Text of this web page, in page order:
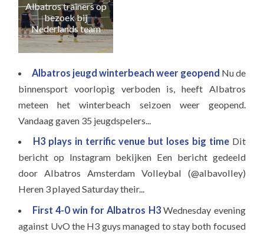
Albatros trainers op
bezoek bij
Nederlands team
Albatros jeugd winterbeach weer geopend Nu de
binnensport voorlopig verboden is, heeft Albatros
meteen het winterbeach seizoen weer geopend.
Vandaag gaven 35 jeugdspelers...
H3 plays in terrific venue but loses big time Dit
bericht op Instagram bekijken Een bericht gedeeld
door Albatros Amsterdam Volleybal (@albavolley)
Heren 3 played Saturday their...
First 4-0 win for Albatros H3Wednesday evening
against UvO the H3 guys managed to stay both focused